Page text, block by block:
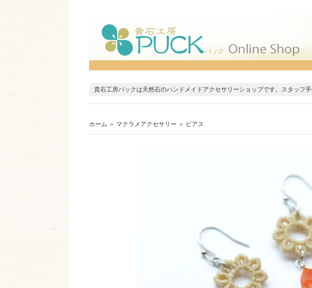
貴石工房パックは天然石のハンドメイドアクセサリーショップです。スタッフ
ホーム ＞ マクラメアクセサリー ＞ ピアス